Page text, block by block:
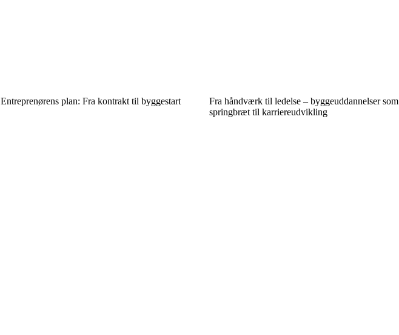
Entreprenørens plan: Fra kontrakt til byggestart
Fra håndværk til ledelse – byggeuddannelser som
springbræt til karriereudvikling